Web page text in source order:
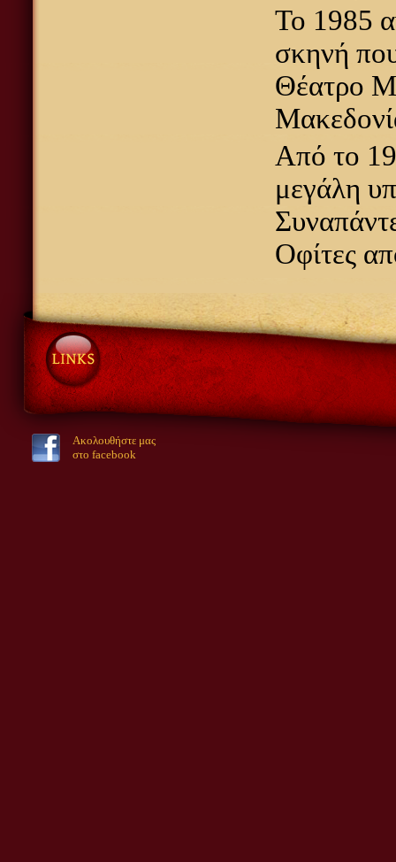
Το 1985
σκηνή
Θέατρο
Από το
μεγάλη
Οφίτες
Ακολουθήστε μας
στο facebook